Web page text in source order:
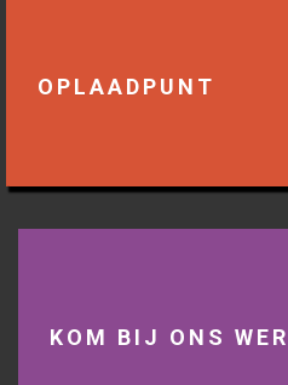
OPLAADPUNT
KOM BIJ ONS